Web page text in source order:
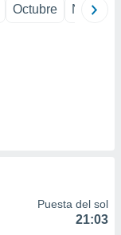
Octubre
Puesta del sol
21:03